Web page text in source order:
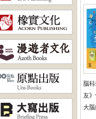
腦
友
大